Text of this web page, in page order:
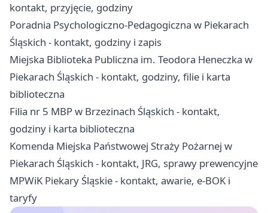
kontakt, przyjęcie, godziny
Poradnia Psychologiczno-Pedagogiczna w Piekarach
Śląskich - kontakt, godziny i zapis
Miejska Biblioteka Publiczna im. Teodora Heneczka w
Piekarach Śląskich - kontakt, godziny, filie i karta
biblioteczna
Filia nr 5 MBP w Brzezinach Śląskich - kontakt,
godziny i karta biblioteczna
Komenda Miejska Państwowej Straży Pożarnej w
Piekarach Śląskich - kontakt, JRG, sprawy prewencyjne
MPWiK Piekary Śląskie - kontakt, awarie, e-BOK i
taryfy